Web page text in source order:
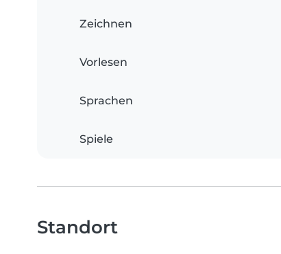
Zeichnen
Vorlesen
Sprachen
Spiele
Standort